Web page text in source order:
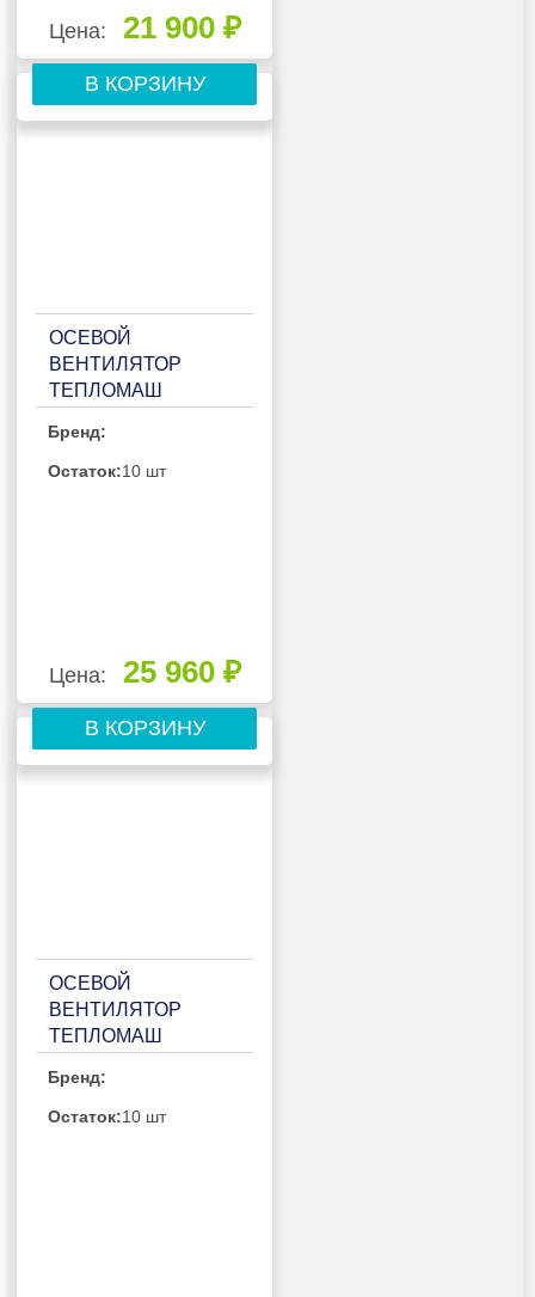
Цена: 21 900 ₽
В КОРЗИНУ
ОСЕВОЙ
ВЕНТИЛЯТОР
ТЕПЛОМАШ
Бренд:
Остаток:10 шт
Цена: 25 960 ₽
В КОРЗИНУ
ОСЕВОЙ
ВЕНТИЛЯТОР
ТЕПЛОМАШ
Бренд:
Остаток:10 шт